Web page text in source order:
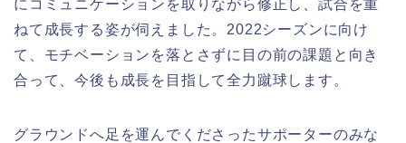
にコミュニケーションを取りながら修正し、試合を重
ねて成長する姿が伺えました。2022シーズンに向け
て、モチベーションを落とさずに目の前の課題と向き
合って、今後も成長を目指して全力蹴球します。
グラウンドへ足を運んでくださったサポーターのみな